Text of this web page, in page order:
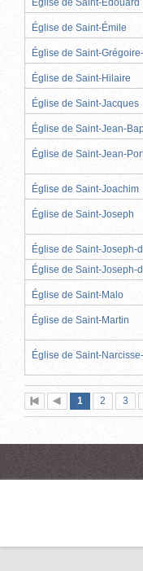
Église de Saint-Émile
Église de Saint-
Église de Saint-Hilaire
Église de Saint-Jacques
Église de Saint-Jean-
Église de Saint-Jean-
Église de Saint-Joachim
Église de Saint-Joseph
Église de Saint-Joseph-
Église de Saint-Joseph-
Église de Saint-Malo
Église de Saint-Martin
Église de Saint-
Première
page
Page
précédente
Page
1 (page
actuelle)
Page
2 3